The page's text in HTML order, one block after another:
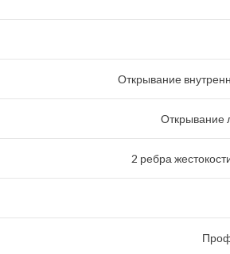
Открывание
Открывание
2 ребра